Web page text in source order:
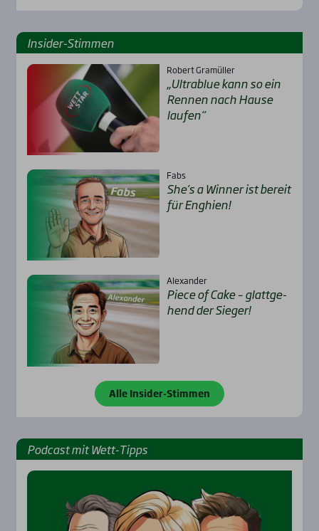
Insi­der-Stim­men
Robert Gramüller
„Ultra­b­lue kann so ein
Ren­nen nach Hau­se
lau­fen“
Fabs
She’s a Win­ner ist bereit
für Eng­hien!
Alexander
Pie­ce of Cake – glatt­ge­
hend der Sie­ger!
Alle Insider-Stimmen
Pod­cast mit Wett-Tipps